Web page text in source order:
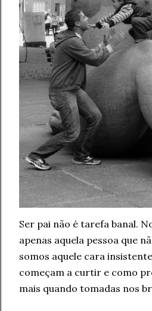
Ser pai não é tarefa banal.
apenas aquela pessoa que
somos aquele cara
começam a curtir e como
mais quando tomadas nos